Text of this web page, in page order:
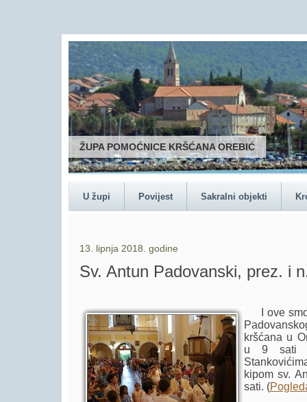
U župi Povijest Sakralni objekti
13. lipnja 2018. godine
Sv. Antun Padovanski, prez. i
I ove smo
kršćana u
u 9 sati
kipom sv.
sati. (